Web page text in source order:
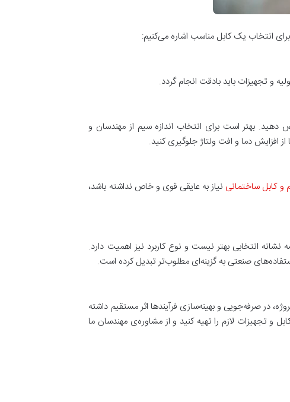
انتخاب یک کابل مناسب اشاره می‌کنیم:
و تجهیزات باید با‌دقت انجام گردد.
دهید. بهتر است برای انتخاب اندازه سیم از مهندسان و
افزایش دما و افت ولتاژ جلوگیری کنید.
و کابل ساختمانی نیاز به عایقی قوی و خاص نداشته باشد،
نشانه انتخابی بهتر نیست و نوع کاربرد نیز اهمیت دارد.
صنعتی به گزینه‌ای مطلوب‌تر تبدیل کرده است.
در صرفه‌جویی و بهینه‌سازی فرآیندها اثر مستقیم داشته
و تجهیزات لازم را تهیه کنید و از مشاوره‌ی مهندسان ما